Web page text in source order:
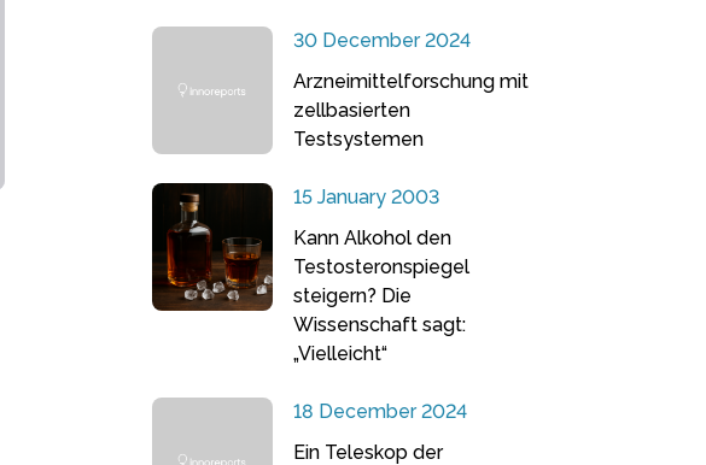
30 December 2024
Arzneimittelforschung mit
zellbasierten
Testsystemen
15 January 2003
Kann Alkohol den
Testosteronspiegel
steigern? Die
Wissenschaft sagt:
„Vielleicht“
18 December 2024
Ein Teleskop der